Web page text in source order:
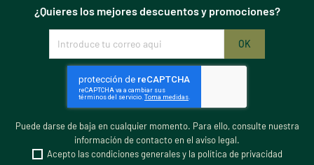
¿Quieres los mejores descuentos y promociones?
Puede darse de baja en cualquier momento. Para ello, consulte nuestra
información de contacto en el aviso legal.
Acepto las condiciones generales y la política de privacidad